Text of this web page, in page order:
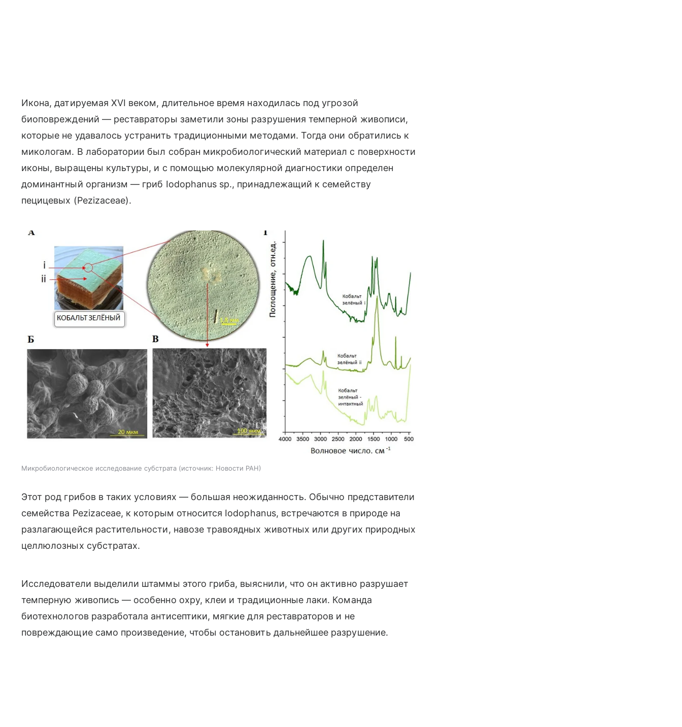
Икона, датируемая XVI веком, длительное время находилась под угрозой
биоповреждений — реставраторы заметили зоны разрушения темперной живописи,
которые не удавалось устранить традиционными методами. Тогда они обратились к
микологам. В лаборатории был собран микробиологический материал с поверхности
иконы, выращены культуры, и с помощью молекулярной диагностики определен
доминантный организм — гриб Iodophanus sp., принадлежащий к семейству
пецицевых (Pezizaceae).
Микробиологическое исследование субстрата источник: Новости РАН
Этот род грибов в таких условиях — большая неожиданность. Обычно представители
семейства Pezizaceae, к которым относится Iodophanus, встречаются в природе на
разлагающейся растительности, навозе травоядных животных или других природных
целлюлозных субстратах.
Исследователи выделили штаммы этого гриба, выяснили, что он активно разрушает
темперную живопись — особенно охру, клеи и традиционные лаки. Команда
биотехнологов разработала антисептики, мягкие для реставраторов и не
повреждающие само произведение, чтобы остановить дальнейшее разрушение.